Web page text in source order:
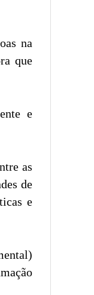
na
que
e
as
de
e